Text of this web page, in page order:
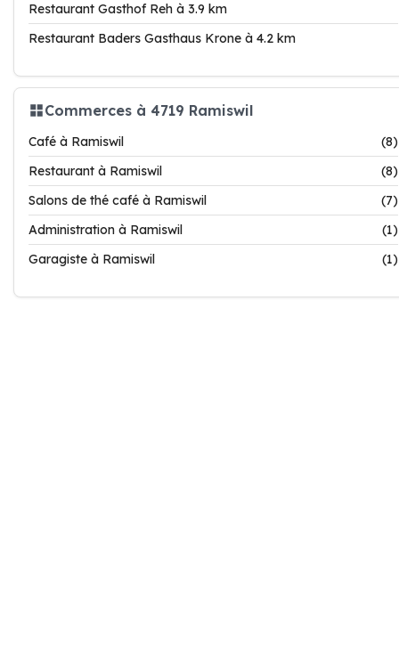
Restaurant Gasthof Reh à 3.9 km
Restaurant Baders Gasthaus Krone à 4.2 km
Commerces à 4719 Ramiswil
Café à Ramiswil
(8)
Restaurant à Ramiswil
(8)
Salons de thé café à Ramiswil
(7)
Administration à Ramiswil
(1)
Garagiste à Ramiswil
(1)